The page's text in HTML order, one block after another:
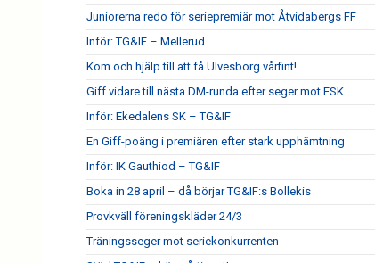
Juniorerna redo för seriepremiär mot Åtvidabergs FF
Inför: TG&IF – Mellerud
Kom och hjälp till att få Ulvesborg vårfint!
Giff vidare till nästa DM-runda efter seger mot ESK
Inför: Ekedalens SK – TG&IF
En Giff-poäng i premiären efter stark upphämtning
Inför: IK Gauthiod – TG&IF
Boka in 28 april – då börjar TG&IF:s Bollekis
Provkväll föreningskläder 24/3
Träningsseger mot seriekonkurrenten